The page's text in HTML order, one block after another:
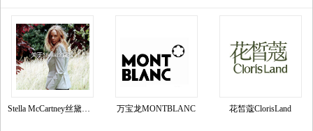
Stella McCartney丝黛拉•麦卡妮品牌资料介绍 万宝龙MONTBLANC 花皙蔻ClorisLand